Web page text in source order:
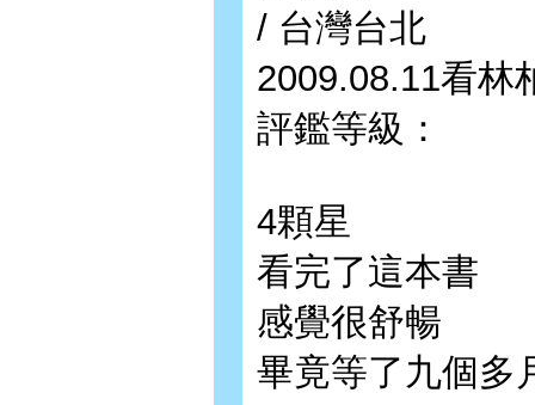
/ 台灣台北
2009.08.11看林
評鑑等級：
4顆星
看完了這本書
感覺很舒暢
畢竟等了九個多